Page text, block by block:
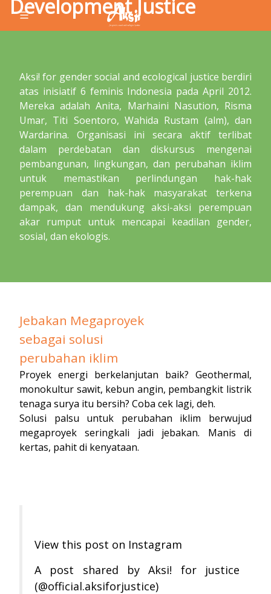
Development Justice
Aksi! for gender social and ecological justice berdiri
atas inisiatif 6 feminis Indonesia pada April 2012.
Mereka adalah Anita, Marhaini Nasution, Risma
Umar, Titi Soentoro, Wahida Rustam (alm), dan
Wardarina. Organisasi ini secara aktif terlibat
dalam perdebatan dan diskursus mengenai
pembangunan, lingkungan, dan perubahan iklim
untuk memastikan perlindungan hak-hak
perempuan dan hak-hak masyarakat terkena
dampak, dan mendukung aksi-aksi perempuan
akar rumput untuk mencapai keadilan gender,
sosial, dan ekologis.
Jebakan Megaproyek
sebagai solusi
perubahan iklim
Proyek energi berkelanjutan baik? Geothermal,
monokultur sawit, kebun angin, pembangkit listrik
tenaga surya itu bersih? Coba cek lagi, deh.
Solusi palsu untuk perubahan iklim berwujud
megaproyek seringkali jadi jebakan. Manis di
kertas, pahit di kenyataan.
View this post on Instagram
A post shared by Aksi! for justice
(@official.aksiforjustice)